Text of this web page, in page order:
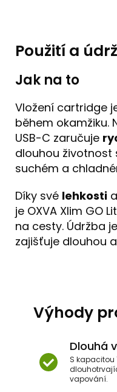
Použití a
Jak na to
Vložení cartridge
během okamžiku.
USB-C zaručuje
dlouhou životnost
suchém a
Díky své lehkosti
je OXVA Xlim GO
na cesty. Údržba
zajišťuje dlouhou
Výhody
Dlouhá
S kapacitou
vapování.